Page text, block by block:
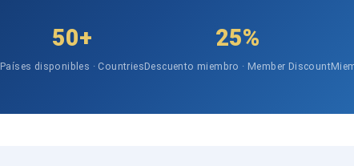
50+
Países disponibles · Countries
25%
Descuento miembro · Member Discount